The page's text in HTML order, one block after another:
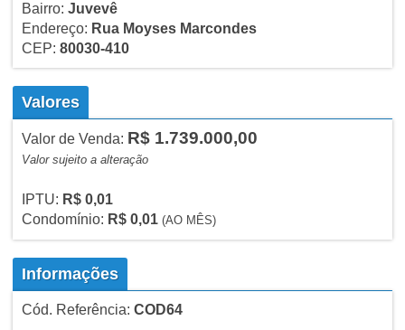
Bairro: Juvevê
Endereço: Rua Moyses Marcondes
CEP: 80030-410
Valores
Valor de Venda: R$ 1.739.000,00
Valor sujeito a alteração
IPTU: R$ 0,01
Condomínio: R$ 0,01 (AO MÊS)
Informações
Cód. Referência: COD64